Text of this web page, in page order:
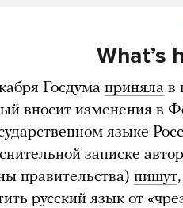
Whatʼs
Госдума приняла в
вносит изменения в
языке
записке
правительства) пишут
русский язык от